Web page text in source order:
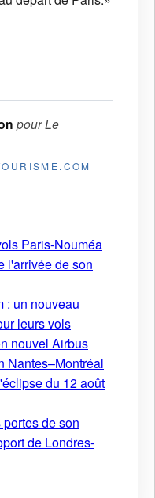
pourLe
Paris-Nouméa
l'arrivée de son
: un nouveau
leurs vols
nouvel Airbus
Nantes–Montréal
du 12 août
de son
de Londres-